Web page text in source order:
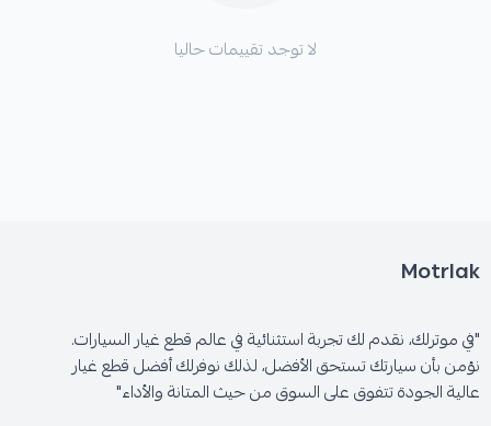
لا توجد تقييمات حاليا
Motrlak
"في موترلك، نقدم لك تجربة استثنائية في عالم قطع غيار السيارات.
نؤمن بأن سيارتك تستحق الأفضل، لذلك نوفرلك أفضل قطع غيار
عالية الجودة تتفوق على السوق من حيث المتانة والأداء"